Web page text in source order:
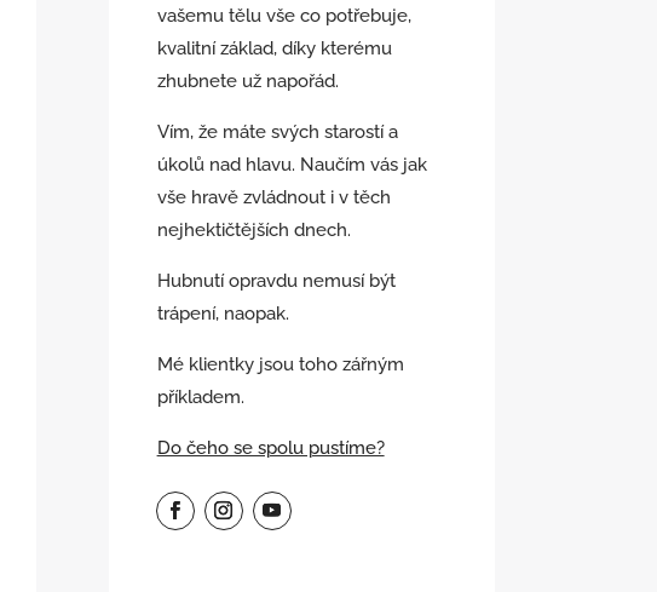
vašemu tělu vše co potřebuje,
kvalitní základ, díky kterému
zhubnete už napořád.
Vím, že máte svých starostí a
úkolů nad hlavu. Naučím vás jak
vše hravě zvládnout i v těch
nejhektičtějších dnech.
Hubnutí opravdu nemusí být
trápení, naopak.
Mé klientky jsou toho zářným
příkladem.
Do čeho se spolu pustíme?